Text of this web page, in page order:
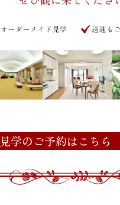
見学のご予約はこちら